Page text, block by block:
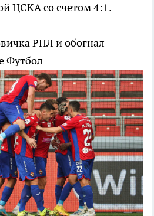
ЦСКА со счетом 4:1.
РПЛ и обогнал
Футбол